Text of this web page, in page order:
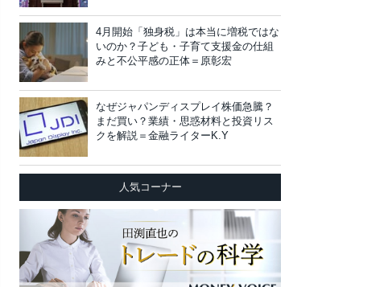
4月開始「独身税」は本当に増税ではな
いのか？子ども・子育て支援金の仕組
みと不公平感の正体＝原彰宏
なぜジャパンディスプレイ株価急騰？
まだ買い？業績・思惑材料と投資リス
クを解説＝金融ライターK.Y
人気コーナー